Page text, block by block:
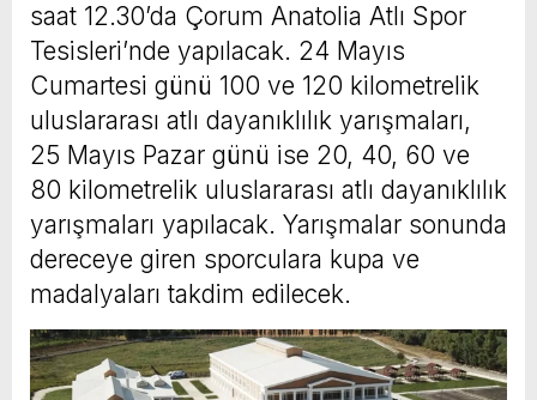
saat 12.30’da Çorum Anatolia Atlı Spor
Tesisleri’nde yapılacak. 24 Mayıs
Cumartesi günü 100 ve 120 kilometrelik
uluslararası atlı dayanıklılık yarışmaları,
25 Mayıs Pazar günü ise 20, 40, 60 ve
80 kilometrelik uluslararası atlı dayanıklılık
yarışmaları yapılacak. Yarışmalar sonunda
dereceye giren sporculara kupa ve
madalyaları takdim edilecek.